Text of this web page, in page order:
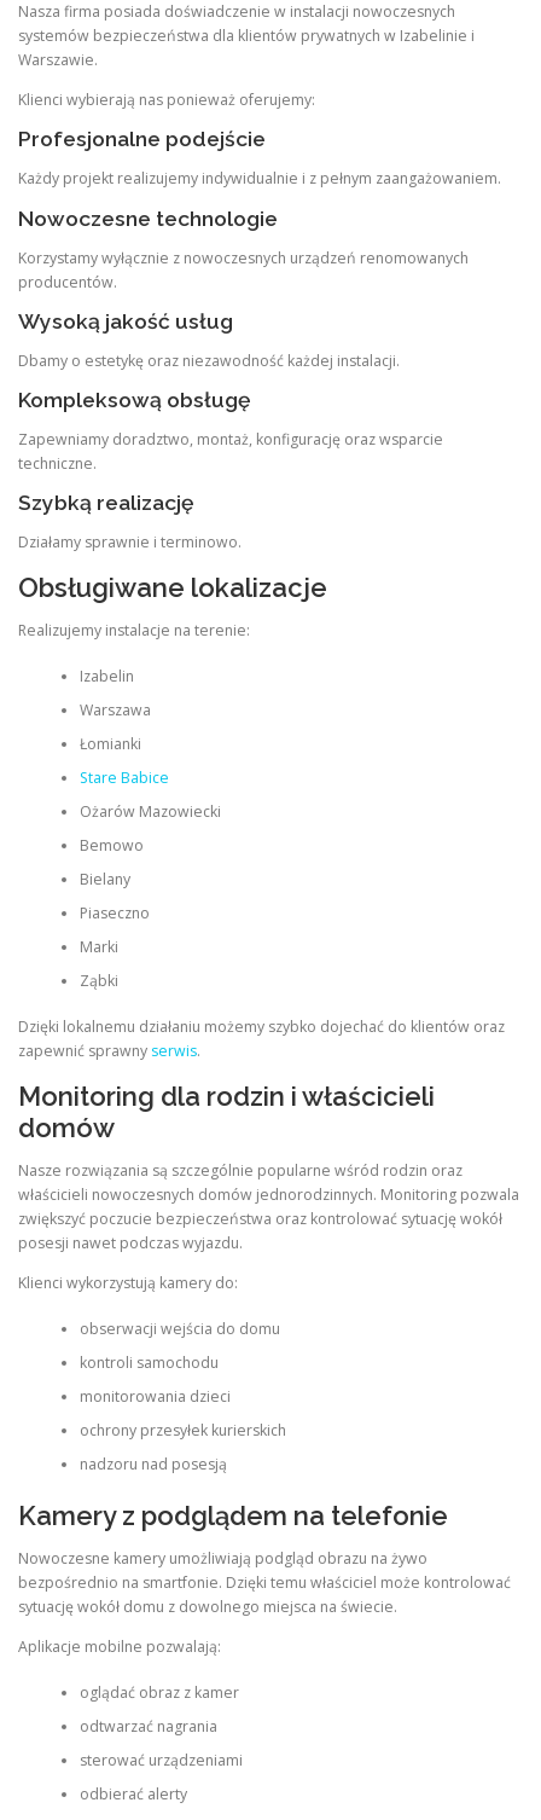
Nasza firma posiada doświadczenie w instalacji nowoczesnych
systemów bezpieczeństwa dla klientów prywatnych w Izabelinie i
Warszawie.
Klienci wybierają nas ponieważ oferujemy:
Profesjonalne podejście
Każdy projekt realizujemy indywidualnie i z pełnym zaangażowaniem.
Nowoczesne technologie
Korzystamy wyłącznie z nowoczesnych urządzeń renomowanych
producentów.
Wysoką jakość usług
Dbamy o estetykę oraz niezawodność każdej instalacji.
Kompleksową obsługę
Zapewniamy doradztwo, montaż, konfigurację oraz wsparcie
techniczne.
Szybką realizację
Działamy sprawnie i terminowo.
Obsługiwane lokalizacje
Realizujemy instalacje na terenie:
Izabelin
Warszawa
Łomianki
Stare Babice
Ożarów Mazowiecki
Bemowo
Bielany
Piaseczno
Marki
Ząbki
Dzięki lokalnemu działaniu możemy szybko dojechać do klientów oraz
zapewnić sprawny serwis.
Monitoring dla rodzin i właścicieli
domów
Nasze rozwiązania są szczególnie popularne wśród rodzin oraz
właścicieli nowoczesnych domów jednorodzinnych. Monitoring pozwala
zwiększyć poczucie bezpieczeństwa oraz kontrolować sytuację wokół
posesji nawet podczas wyjazdu.
Klienci wykorzystują kamery do:
obserwacji wejścia do domu
kontroli samochodu
monitorowania dzieci
ochrony przesyłek kurierskich
nadzoru nad posesją
Kamery z podglądem na telefonie
Nowoczesne kamery umożliwiają podgląd obrazu na żywo
bezpośrednio na smartfonie. Dzięki temu właściciel może kontrolować
sytuację wokół domu z dowolnego miejsca na świecie.
Aplikacje mobilne pozwalają:
oglądać obraz z kamer
odtwarzać nagrania
sterować urządzeniami
odbierać alerty